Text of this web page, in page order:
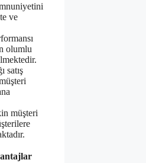
ve
olumlu
satış
müşteri